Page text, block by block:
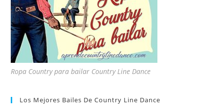
Ropa Country para bailar Country Line Dance
Los Mejores Bailes De Country Line Dance